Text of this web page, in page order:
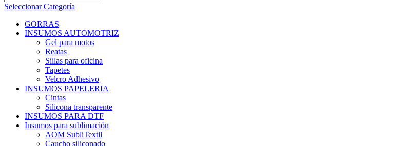
Seleccionar Categoría
GORRAS
INSUMOS AUTOMOTRIZ
Gel para motos
Reatas
Sillas para oficina
Tapetes
Velcro Adhesivo
INSUMOS PAPELERIA
Cintas
Silicona transparente
INSUMOS PARA DTF
Insumos para sublimación
AOM SubliTextil
Caucho siliconado